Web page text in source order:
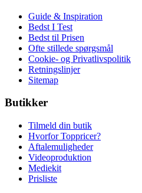
Guide & Inspiration
Bedst I Test
Bedst til Prisen
Ofte stillede spørgsmål
Cookie- og Privatlivspolitik
Retningslinjer
Sitemap
Butikker
Tilmeld din butik
Hvorfor Toppricer?
Aftalemuligheder
Videoproduktion
Mediekit
Prisliste